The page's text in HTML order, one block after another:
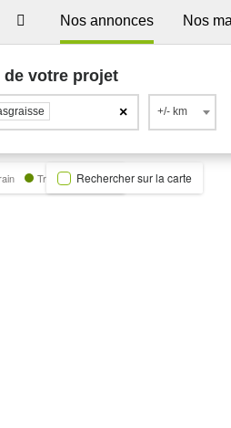
Nos annonces Nos
de votre projet
× +/- km
Trecobat GreenRechercher sur la carte